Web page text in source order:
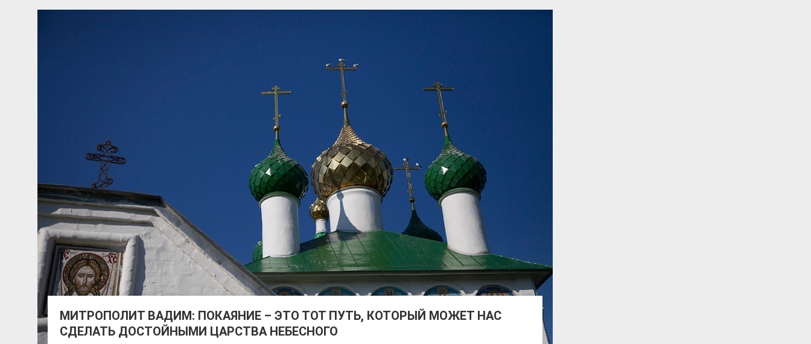
МИТРОПОЛИТ ВАДИМ: ПОКАЯНИЕ – ЭТО ТОТ ПУТЬ, КОТОРЫЙ МОЖЕТ НАС
СДЕЛАТЬ ДОСТОЙНЫМИ ЦАРСТВА НЕБЕСНОГО